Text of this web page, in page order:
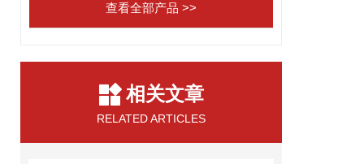
查看全部产品 >>
相关文章
RELATED ARTICLES